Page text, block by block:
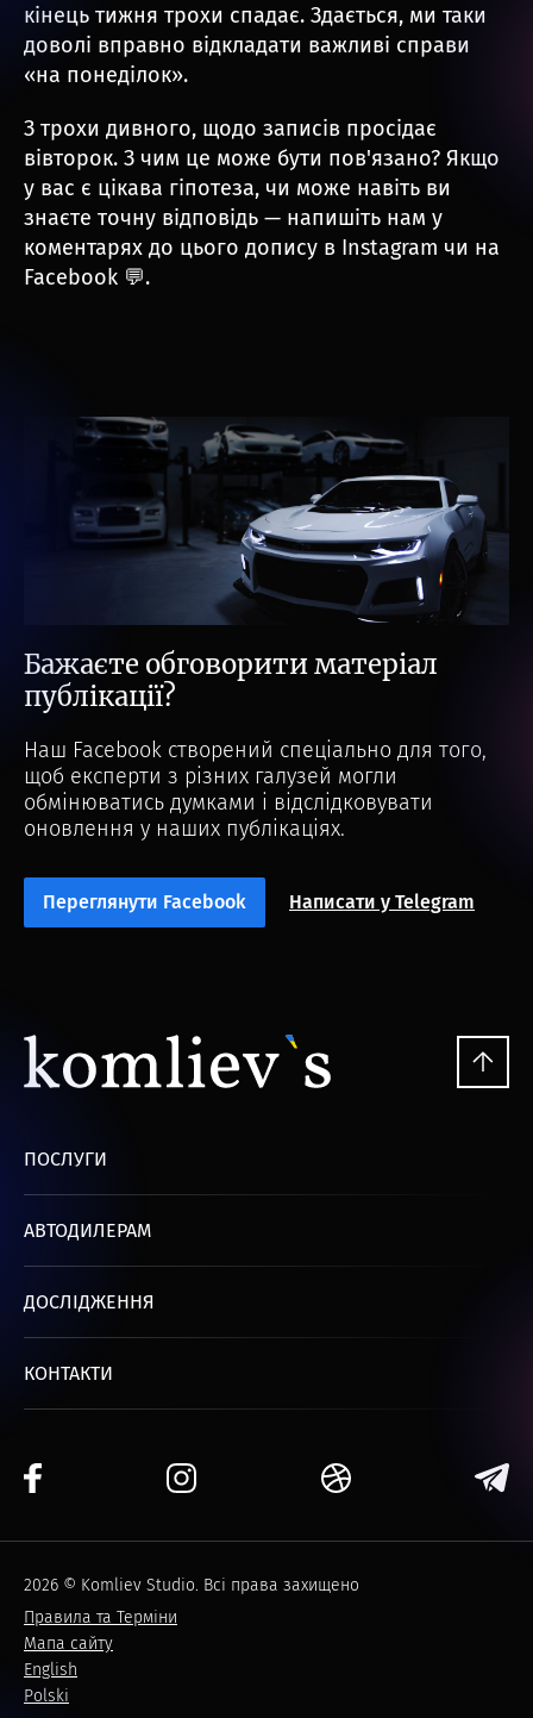
кінець тижня трохи спадає. Здається, ми таки
доволі вправно відкладати важливі справи
«на понеділок».
З трохи дивного, щодо записів просідає
вівторок. З чим це може бути пов'язано? Якщо
у вас є цікава гіпотеза, чи може навіть ви
знаєте точну відповідь — напишіть нам у
коментарях до цього допису в Instagram чи на
Facebook 💬.
Бажаєте обговорити матеріал
публікації?
Наш Facebook створений спеціально для того,
щоб експерти з різних галузей могли
обмінюватись думками і відслідковувати
оновлення у наших публікаціях.
Переглянути Facebook Написати у Telegram
ПОСЛУГИ
АВТОДИЛЕРАМ
ДОСЛІДЖЕННЯ
КОНТАКТИ
2026 © Komliev Studio. Всі права захищено
Правила та Терміни
Мапа сайту
English
Polski